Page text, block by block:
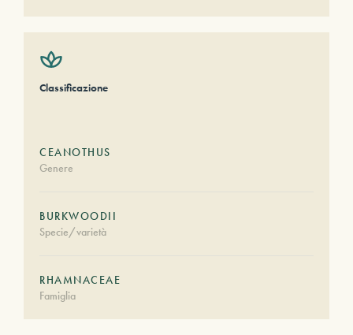
Classificazione
CEANOTHUS
Genere
BURKWOODII
Specie/varietà
RHAMNACEAE
Famiglia